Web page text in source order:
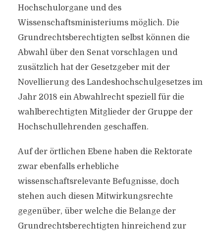
Hochschulorgane und des
Wissenschaftsministeriums möglich. Die
Grundrechtsberechtigten selbst können die
Abwahl über den Senat vorschlagen und
zusätzlich hat der Gesetzgeber mit der
Novellierung des Landeshochschulgesetzes im
Jahr 2018 ein Abwahlrecht speziell für die
wahlberechtigten Mitglieder der Gruppe der
Hochschullehrenden geschaffen.
Auf der örtlichen Ebene haben die Rektorate
zwar ebenfalls erhebliche
wissenschaftsrelevante Befugnisse, doch
stehen auch diesen Mitwirkungsrechte
gegenüber, über welche die Belange der
Grundrechtsberechtigten hinreichend zur